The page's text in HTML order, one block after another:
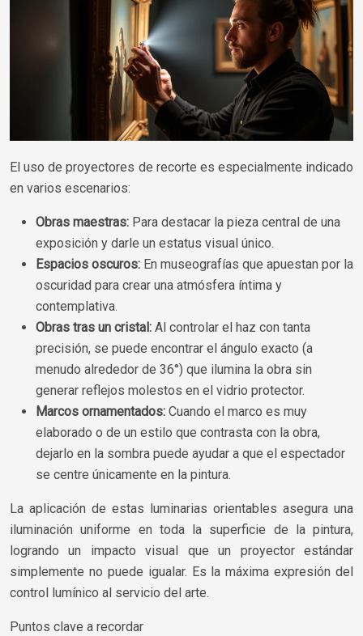
El uso de proyectores de recorte es especialmente indicado
en varios escenarios:
Obras maestras: Para destacar la pieza central de una
exposición y darle un estatus visual único.
Espacios oscuros: En museografías que apuestan por la
oscuridad para crear una atmósfera íntima y
contemplativa.
Obras tras un cristal: Al controlar el haz con tanta
precisión, se puede encontrar el ángulo exacto (a
menudo alrededor de 36°) que ilumina la obra sin
generar reflejos molestos en el vidrio protector.
Marcos ornamentados: Cuando el marco es muy
elaborado o de un estilo que contrasta con la obra,
dejarlo en la sombra puede ayudar a que el espectador
se centre únicamente en la pintura.
La aplicación de estas luminarias orientables asegura una
iluminación uniforme en toda la superficie de la pintura,
logrando un impacto visual que un proyector estándar
simplemente no puede igualar. Es la máxima expresión del
control lumínico al servicio del arte.
Puntos clave a recordar